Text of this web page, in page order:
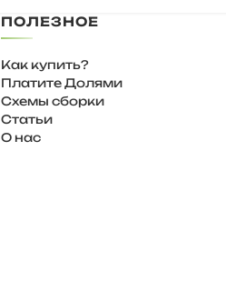
ПОЛЕЗНОЕ
Как купить?
Платите Долями
Схемы сборки
Статьи
О нас